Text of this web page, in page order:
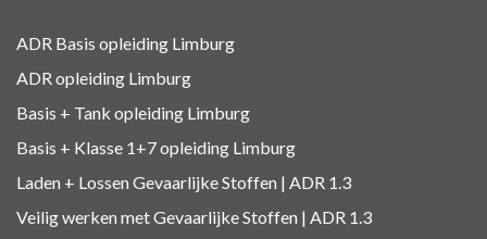
ADR Basis opleiding Limburg
ADR opleiding Limburg
Basis + Tank opleiding Limburg
Basis + Klasse 1+7opleiding Limburg
Laden + Lossen Gevaarlijke Stoffen | ADR 1.3
Veilig werken met Gevaarlijke Stoffen | ADR 1.3